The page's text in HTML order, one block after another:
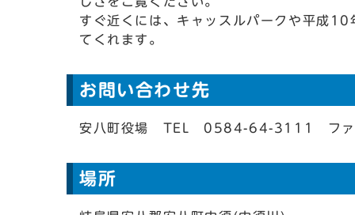
すぐ近くには、キャッスルパークや平成
てくれます。
お問い合わせ先
安八町役場 TEL 0584-64-3111 フ
場所